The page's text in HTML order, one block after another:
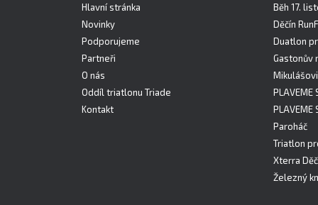
Hlavní stránka
Novinky
Podporujeme
Partneři
O nás
Oddíl triatlonu Triade
Kontakt
Běh 17.
Děčín
Duatlon
Gastonův
PLAVEME
PLAVEME
Paroháč
Triatlon
Xterra
Železný